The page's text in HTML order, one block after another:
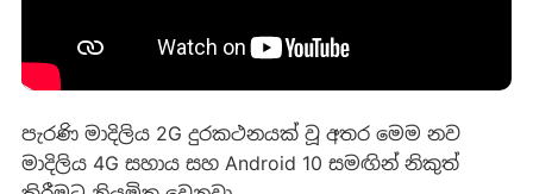
පැරණි මාදිලිය 2G දුරකථනයක් වූ අතර මෙම නව
මාදිලිය 4G සහාය සහ Android 10 සමඟින් නිකුත්